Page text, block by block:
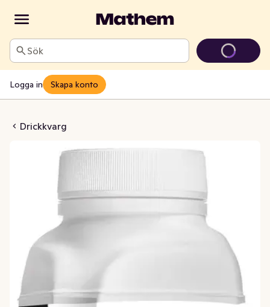
Sök
Logga in Skapa konto
DrickkvargCrush Laktosfri